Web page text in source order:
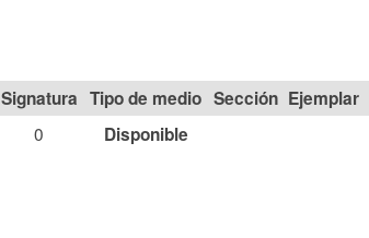
Signatura Tipo de medio Sección
0 Disponible